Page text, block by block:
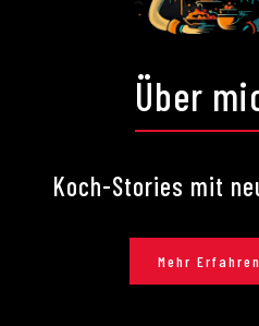
Über
Koch-Stories mit
Mehr Erfahren